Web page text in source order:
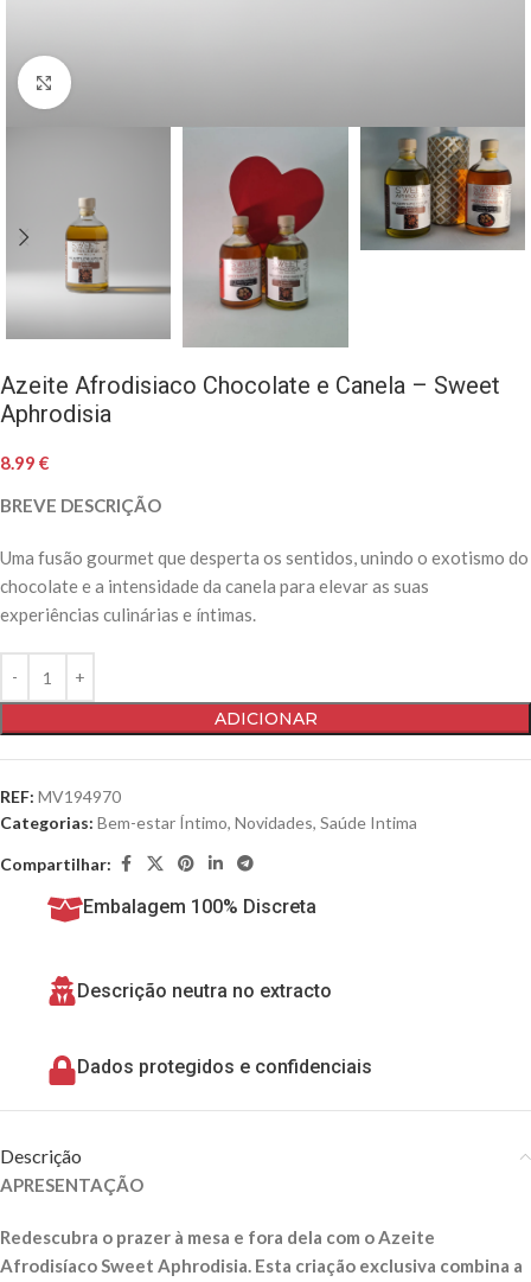
Clique para ampliar
Azeite Afrodisiaco Chocolate e Canela – Sweet
Aphrodisia
8.99 €
BREVE DESCRIÇÃO
Uma fusão gourmet que desperta os sentidos, unindo o exotismo do
chocolate e a intensidade da canela para elevar as suas
experiências culinárias e íntimas.
ADICIONAR
REF: MV194970
Categorias: Bem-estar Íntimo, Novidades, Saúde Intima
Compartilhar:
Embalagem 100% Discreta
Descrição neutra no extracto
Dados protegidos e confidenciais
Descrição
APRESENTAÇÃO
Redescubra o prazer à mesa e fora dela com o Azeite
Afrodisíaco Sweet Aphrodisia. Esta criação exclusiva combina a